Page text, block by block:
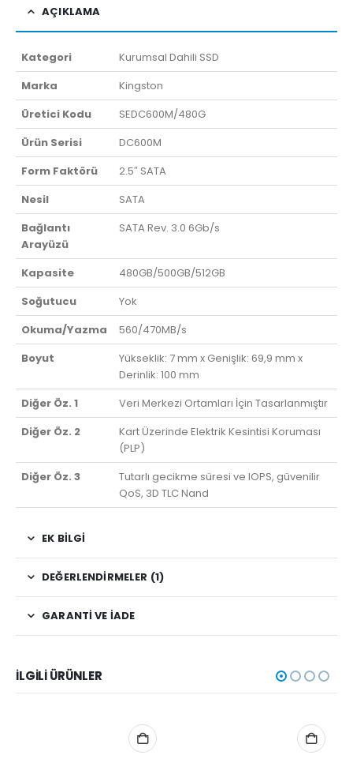
AÇIKLAMA
Kategori
Kurumsal Dahili SSD
Marka
Kingston
Üretici Kodu
SEDC600M/480G
Ürün Serisi
DC600M
Form Faktörü
2.5″ SATA
Nesil
SATA
Bağlantı
Arayüzü
SATA Rev. 3.0 6Gb/s
Kapasite
480GB/500GB/512GB
Soğutucu
Yok
Okuma/Yazma
560/470MB/s
Boyut
Yükseklik: 7 mm x Genişlik: 69,9 mm x
Derinlik: 100 mm
Diğer Öz. 1
Veri Merkezi Ortamları İçin Tasarlanmıştır
Diğer Öz. 2
Kart Üzerinde Elektrik Kesintisi Koruması
(PLP)
Diğer Öz. 3
Tutarlı gecikme süresi ve IOPS, güvenilir
QoS, 3D TLC Nand
EK BILGI
DEĞERLENDIRMELER (1)
GARANTI VE İADE
İLGILI ÜRÜNLER